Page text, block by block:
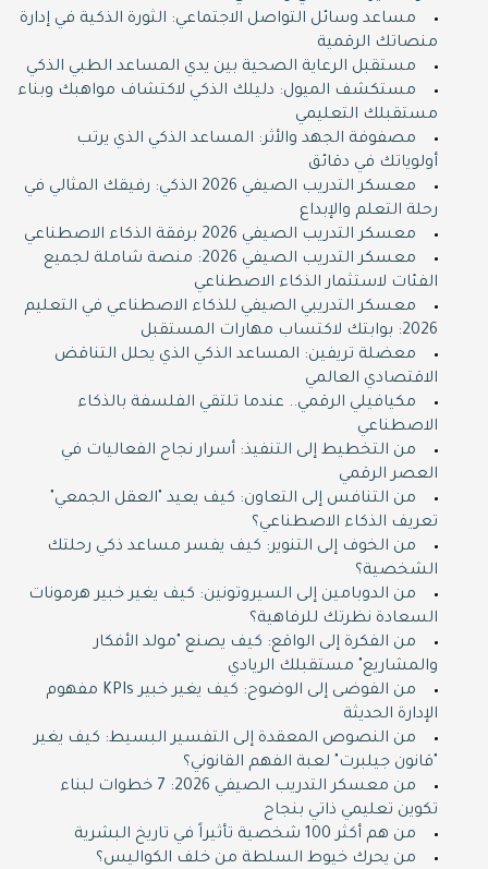
مساعد وسائل التواصل الاجتماعي: الثورة الذكية في إدارة
منصاتك الرقمية
مستقبل الرعاية الصحية بين يدي المساعد الطبي الذكي
مستكشف الميول: دليلك الذكي لاكتشاف مواهبك وبناء
مستقبلك التعليمي
مصفوفة الجهد والأثر: المساعد الذكي الذي يرتب
أولوياتك في دقائق
معسكر التدريب الصيفي 2026 الذكي: رفيقك المثالي في
رحلة التعلم والإبداع
معسكر التدريب الصيفي 2026 برفقة الذكاء الاصطناعي
معسكر التدريب الصيفي 2026: منصة شاملة لجميع
الفئات لاستثمار الذكاء الاصطناعي
معسكر التدريبي الصيفي للذكاء الاصطناعي في التعليم
2026: بوابتك لاكتساب مهارات المستقبل
معضلة تريفين: المساعد الذكي الذي يحلل التناقض
الاقتصادي العالمي
مكيافيلي الرقمي.. عندما تلتقي الفلسفة بالذكاء
الاصطناعي
من التخطيط إلى التنفيذ: أسرار نجاح الفعاليات في
العصر الرقمي
من التنافس إلى التعاون: كيف يعيد "العقل الجمعي"
تعريف الذكاء الاصطناعي؟
من الخوف إلى التنوير: كيف يفسر مساعد ذكي رحلتك
الشخصية؟
من الدوبامين إلى السيروتونين: كيف يغير خبير هرمونات
السعادة نظرتك للرفاهية؟
من الفكرة إلى الواقع: كيف يصنع "مولد الأفكار
والمشاريع" مستقبلك الريادي
من الفوضى إلى الوضوح: كيف يغير خبير KPIs مفهوم
الإدارة الحديثة
من النصوص المعقدة إلى التفسير البسيط: كيف يغير
"قانون جيلبرت" لعبة الفهم القانوني؟
من معسكر التدريب الصيفي 2026: 7 خطوات لبناء
تكوين تعليمي ذاتي بنجاح
من هم أكثر 100 شخصية تأثيراً في تاريخ البشرية
من يحرك خيوط السلطة من خلف الكواليس؟